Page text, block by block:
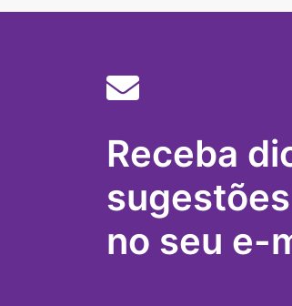
Receba
no seu e-